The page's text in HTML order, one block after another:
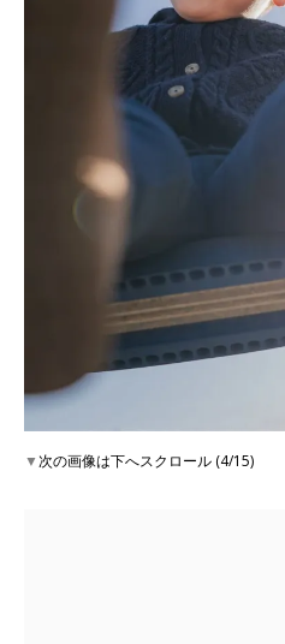
▼次の画像は下へスクロール (4/15)